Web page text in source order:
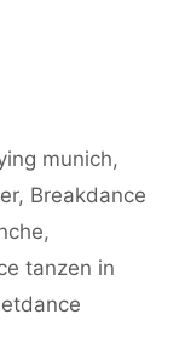
munich,
, Breakdance
,
tanzen in